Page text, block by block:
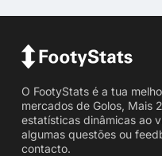
O FootyStats é a tua
mercados de Golos, Mais
estatísticas dinâmicas ao
algumas questões ou
contacto.